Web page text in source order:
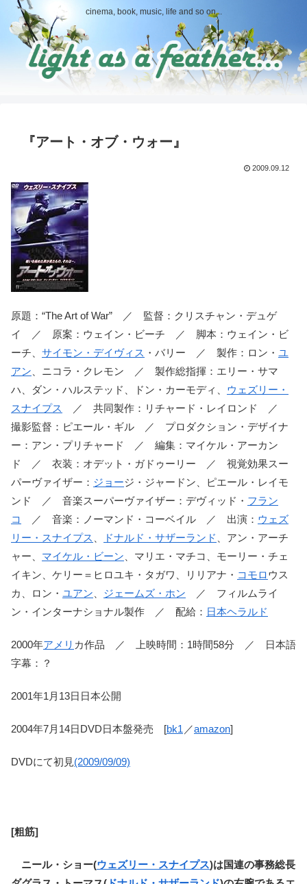
cinema, book, music, life and so on...
『アート・オブ・ウォー』
2009.09.12
原題：“The Art of War” ／ 監督：クリスチャン・デュゲ
イ ／ 原案：ウェイン・ビーチ ／ 脚本：ウェイン・ビ
ーチ、 サイモン・デイヴィス ・バリー ／ 製作：ロン・ ユ
アン 、ニコラ・クレモン ／ 製作総指揮：エリー・サマ
ハ、ダン・ハルステッド、ドン・カーモディ、 ウェズリー・
スナイプス
／ 共同製作：リチャード・レイロンド ／
撮影監督：ピエール・ギル ／ プロダクション・デザイナ
ー：アン・プリチャード ／ 編集：マイケル・アーカン
ド ／ 衣装：オデット・ガドゥーリー ／ 視覚効果スー
パーヴァイザー： ジョージ・ジャードン、ピエール・レイモ
ンド ／ 音楽スーパーヴァイザー：デヴィッド・ フラン
コ
／ 音楽：ノーマンド・コーベイル ／ 出演： ウェズ
リー・スナイプス
ドナルド・サザーランド
、アン・アーチ
ャー、 マイケル・ビーン 、マリエ・マチコ、モーリー・チェ
イキン、ケリー＝ヒロユキ・タガワ、リリアナ・ コモロウス
カ、ロン・ ユアン ジェームズ・ホン ／ フィルムライ
ン・インターナショナル製作 ／ 配給： 日本ヘラルド
2000年アメリ カ作品 ／ 上映時間：1時間58分 ／ 日本語
字幕：？
2001年1月13日日本公開
2004年7月14日DVD日本盤発売 [bk1 ／amazon]
DVDにて初見(2009/09/09)
[粗筋]
ニール・ショー(ウェズリー・スナイプス)は国連の事務総長